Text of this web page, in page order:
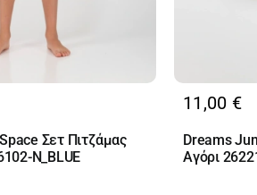
Σετ Πιτζάμας
N_BLUE
11,00 €
Dreams
Αγόρι